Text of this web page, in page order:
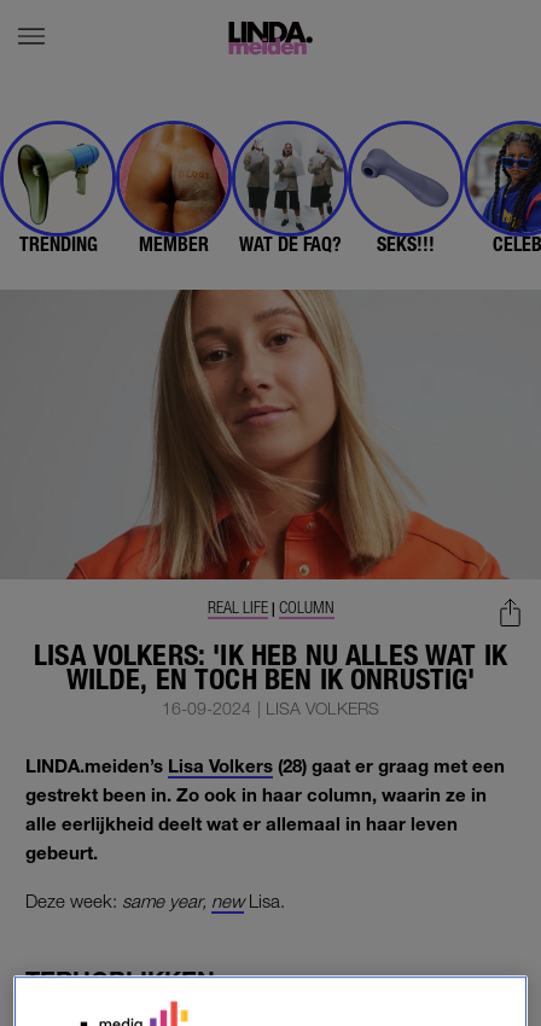
TRENDING MEMBER WAT DE FAQ? SEKS!!!
LISA VOLKERS: 'IK HEB NU ALLES WAT IK
WILDE, EN TOCH BEN IK ONRUSTIG'
REAL LIFE| COLUMN
16-09-2024 | LISA VOLKERS
LINDA.meiden’s Lisa Volkers (28) gaat er graag met een
gestrekt been in. Zo ook in haar column, waarin ze in
alle eerlijkheid deelt wat er allemaal in haar leven
gebeurt.
Deze week: same year, newLisa.
TERUGBLIKKEN
Het is september en deze maand geeft mij altijd kriebels.